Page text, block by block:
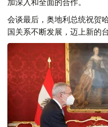
会谈最后，奥地利总统祝贺
国关系不断发展，迈上新的台